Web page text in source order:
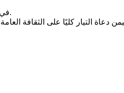
في 1979، انتشر تيار الصحوة المتشدد في السعودية كرد فعل انكماشي على ثورة الخميني في إيران واقتحام الحرم المكي وصولًا إلى حرب أفغانستان.
دعاة التيار كليًا على الثقافة